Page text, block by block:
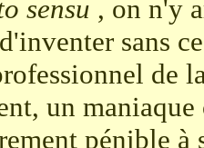
sensu , on n'y
sans
de
un
pénible à